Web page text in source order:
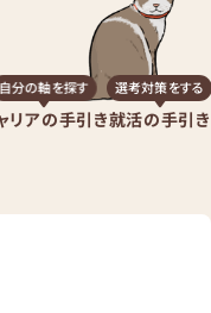
リアの手引き
自分の軸を探す
就活の手引き
選考対策をする